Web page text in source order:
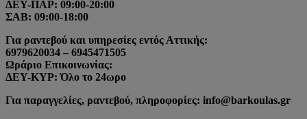
ΔΕΥ-ΠΑΡ: 09:00-20:00
ΣΑΒ: 09:00-18:00
Για ραντεβού και υπηρεσίες εντός Αττικής:
6979620034 – 6945471505
Ωράριο Επικοινωνίας:
ΔΕΥ-ΚΥΡ: Όλο το 24ωρο
Για παραγγελίες, ραντεβού, πληροφορίες: info@barkoulas.gr